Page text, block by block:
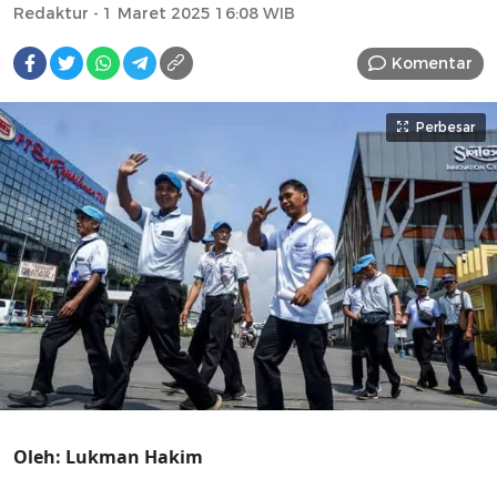
Redaktur - 1 Maret 2025 16:08 WIB
Komentar
Perbesar
Oleh: Lukman Hakim